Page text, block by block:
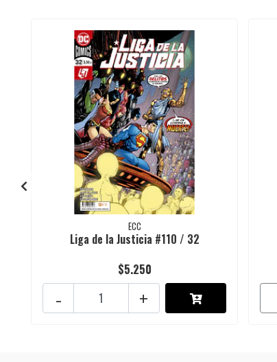
ECC
Liga de la Justicia #110 / 32
$5.250
+
-